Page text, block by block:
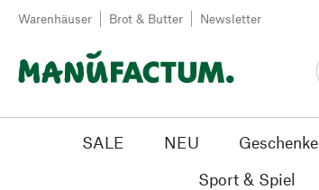
Zum Inhalt springen
Warenhäuser Brot & Butter Newsletter
SALE NEU Geschenke
Sport & Spiel